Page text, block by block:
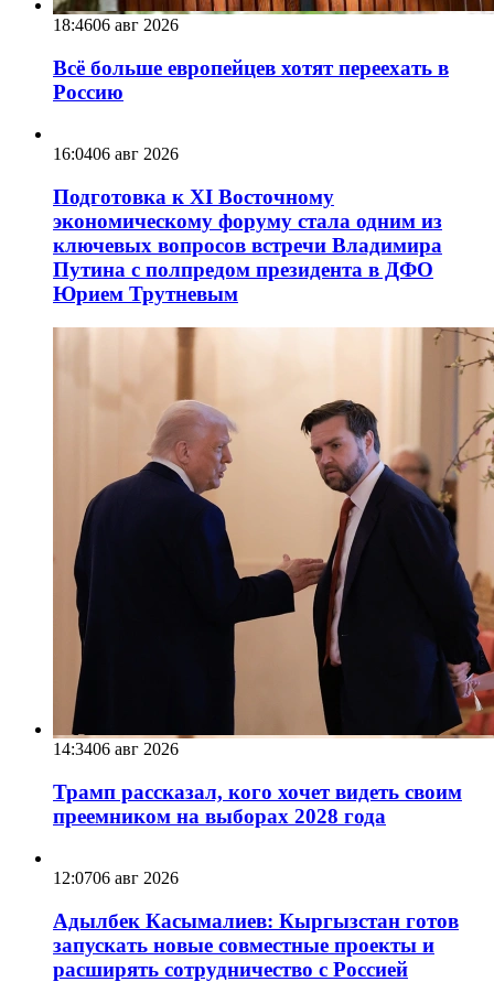
18:4606 авг 2026
Всё больше европейцев хотят переехать в
Россию
16:0406 авг 2026
Подготовка к XI Восточному
экономическому форуму стала одним из
ключевых вопросов встречи Владимира
Путина с полпредом президента в ДФО
Юрием Трутневым
14:3406 авг 2026
Трамп рассказал, кого хочет видеть своим
преемником на выборах 2028 года
12:0706 авг 2026
Адылбек Касымалиев: Кыргызстан готов
запускать новые совместные проекты и
расширять сотрудничество с Россией